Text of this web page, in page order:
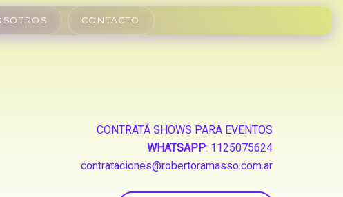
CONTACTO
CONTRATÁ SHOWS PARA EVENTOS
WHATSAPP: 1125075624
contrataciones@robertoramasso.com.ar